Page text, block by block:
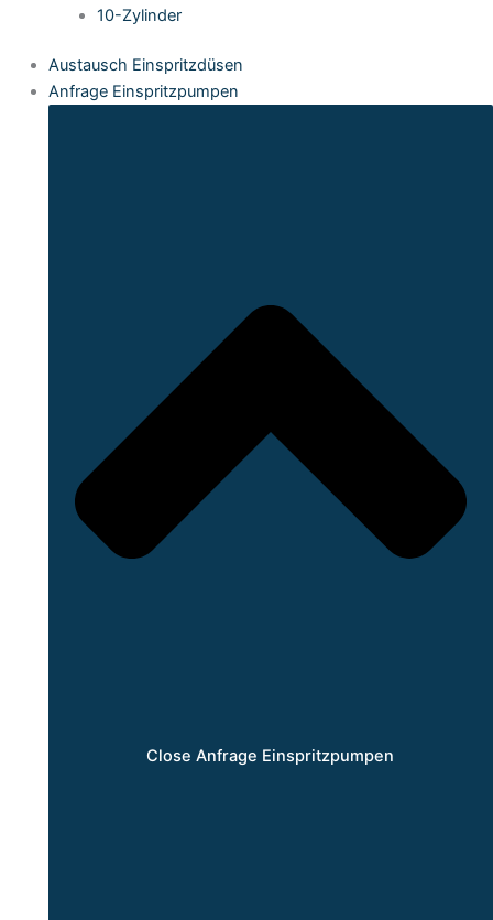
10-Zylinder
Austausch Einspritzdüsen
Anfrage Einspritzpumpen
Close Anfrage Einspritzpumpen